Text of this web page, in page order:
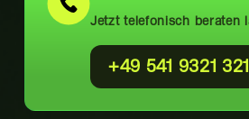
Jetzt telefonisch beraten
+49 541 9321